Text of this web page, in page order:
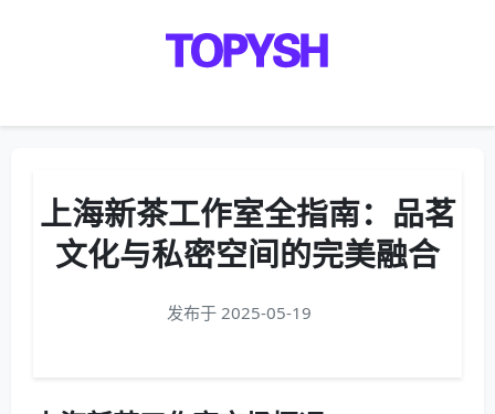
上海新茶工作室全指南：品茗
文化与私密空间的完美融合
发布于 2025-05-19